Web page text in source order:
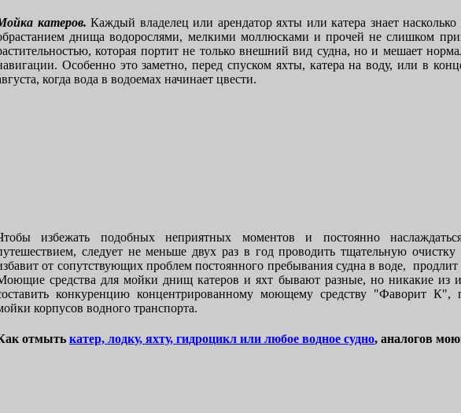
катеров. Каждый владелец или арендатор яхты или катера знает
днища водорослями, мелкими моллюсками и прочей не слишком
которая портит не только внешний вид судна, но и мешает
Особенно это заметно, перед спуском яхты, катера на воду, или в
когда вода в водоемах начинает цвести.
избежать подобных неприятных моментов и постоянно
следует не меньше двух раз в год проводить тщательную
от сопутствующих проблем постоянного пребывания судна в воде, продлит
средства для мойки днищ катеров и яхт бывают разные, но никакие из
конкуренцию концентрированному моющему средству "Фаворит К",
корпусов водного транспорта.
отмыть катер, лодку, яхту, гидроцикл или любое водное судно, аналогов